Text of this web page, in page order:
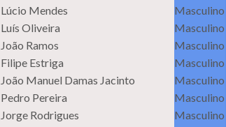
Lúcio Mendes Masculino
Luís Oliveira Masculino
João Ramos Masculino
Filipe Estriga Masculino
João Manuel Damas Jacinto Masculino
Pedro Pereira Masculino
Jorge Rodrigues Masculino